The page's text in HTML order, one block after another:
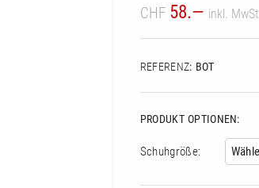
CHF 58.— inkl. MwSt
REFERENZ: BOT
PRODUKT OPTIONEN:
Schuhgröße: